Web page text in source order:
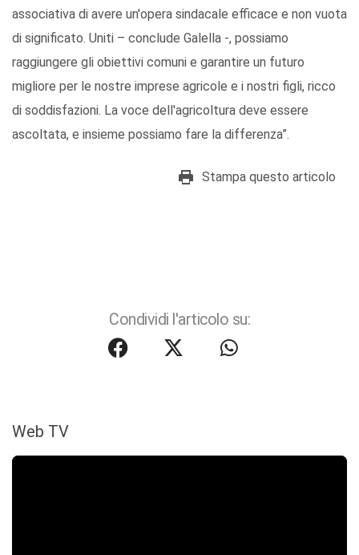
associativa di avere un'opera sindacale efficace e non vuota
di significato. Uniti – conclude Galella -, possiamo
raggiungere gli obiettivi comuni e garantire un futuro
migliore per le nostre imprese agricole e i nostri figli, ricco
di soddisfazioni. La voce dell'agricoltura deve essere
ascoltata, e insieme possiamo fare la differenza”.
Stampa questo articolo
Condividi l'articolo su:
Web TV